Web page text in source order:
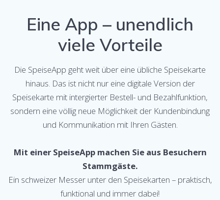
Eine App – unendlich
viele Vorteile
Die SpeiseApp geht weit über eine übliche Speisekarte
hinaus. Das ist nicht nur eine digitale Version der
Speisekarte mit intergierter Bestell- und Bezahlfunktion,
sondern eine völlig neue Möglichkeit der Kundenbindung
und Kommunikation mit Ihren Gästen.
Mit einer SpeiseApp machen Sie aus Besuchern
Stammgäste.
Ein schweizer Messer unter den Speisekarten – praktisch,
funktional und immer dabei!